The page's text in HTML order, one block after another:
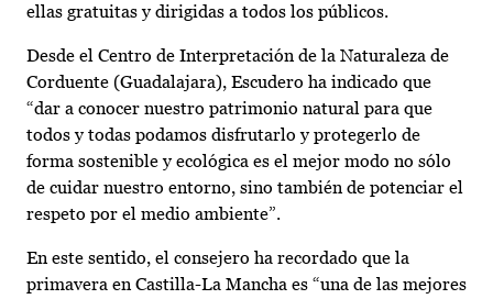
ellas gratuitas y dirigidas a todos los públicos.
Desde el Centro de Interpretación de la Naturaleza de
Corduente (Guadalajara), Escudero ha indicado que
“dar a conocer nuestro patrimonio natural para que
todos y todas podamos disfrutarlo y protegerlo de
forma sostenible y ecológica es el mejor modo no sólo
de cuidar nuestro entorno, sino también de potenciar el
respeto por el medio ambiente”.
En este sentido, el consejero ha recordado que la
primavera en Castilla-La Mancha es “una de las mejores